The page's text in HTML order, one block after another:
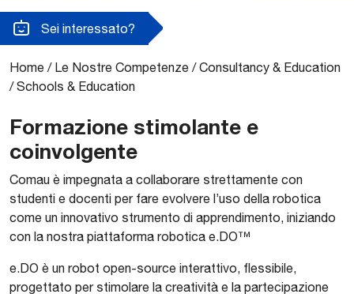
Sei interessato?
Home / Le Nostre Competenze /Consultancy & Education
/Schools & Education
Formazione stimolante e
coinvolgente
Comau è impegnata a collaborare strettamente con
studenti e docenti per fare evolvere l’uso della robotica
come un innovativo strumento di apprendimento, iniziando
con la nostra piattaforma robotica e.DO™
e.DO è un robot open-source interattivo, flessibile,
progettato per stimolare la creatività e la partecipazione